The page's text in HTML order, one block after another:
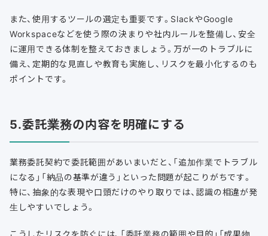
また、使用するツールの選定も重要です。SlackやGoogle
Workspaceなどを使う際の決まりや社内ルールを整備し、安全
に運用できる体制を整えておきましょう。万が一のトラブルに
備え、定期的な見直しや教育も実施し、リスクを最小化するのも
ポイントです。
5.委託業務の内容を明確にする
業務委託契約で委託範囲があいまいだと、「追加作業でトラブル
になる」「納品の基準が違う」といった問題が起こりがちです。
特に、抽象的な表現や口頭だけのやり取りでは、認識の相違が発
生しやすいでしょう。